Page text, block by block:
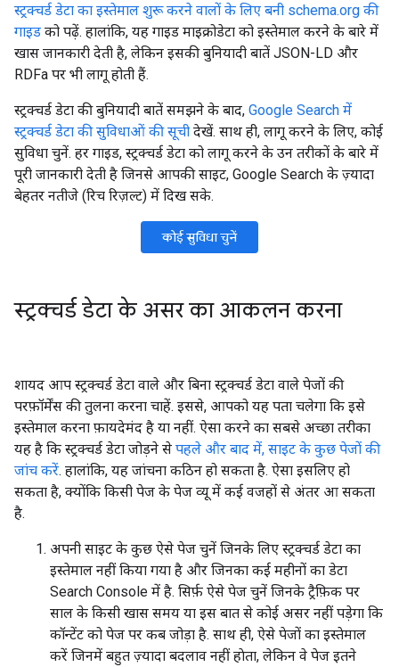
स्ट्रक्चर्ड डेटा का इस्तेमाल शुरू करने वालों के लिए बनी schema.org की
गाइड को पढ़ें. हालांकि, यह गाइड माइक्रोडेटा को इस्तेमाल करने के बारे में
खास जानकारी देती है, लेकिन इसकी बुनियादी बातें JSON-LD और
RDFa पर भी लागू होती हैं.
स्ट्रक्चर्ड डेटा की बुनियादी बातें समझने के बाद, Google Search में
स्ट्रक्चर्ड डेटा की सुविधाओं की सूची देखें. साथ ही, लागू करने के लिए, कोई
सुविधा चुनें. हर गाइड, स्ट्रक्चर्ड डेटा को लागू करने के उन तरीकों के बारे में
पूरी जानकारी देती है जिनसे आपकी साइट, Google Search के ज़्यादा
बेहतर नतीजे (रिच रिज़ल्ट) में दिख सके.
कोई सुविधा चुनें
स्ट्रक्चर्ड डेटा के असर का आकलन करना
शायद आप स्ट्रक्चर्ड डेटा वाले और बिना स्ट्रक्चर्ड डेटा वाले पेजों की
परफ़ॉर्मेंस की तुलना करना चाहें. इससे, आपको यह पता चलेगा कि इसे
इस्तेमाल करना फ़ायदेमंद है या नहीं. ऐसा करने का सबसे अच्छा तरीका
यह है कि स्ट्रक्चर्ड डेटा जोड़ने से पहले और बाद में, साइट के कुछ पेजाें की
जांच करें. हालांकि, यह जांचना कठिन हो सकता है. ऐसा इसलिए हो
सकता है, क्योंकि किसी पेज के पेज व्यू में कई वजहाें से अंतर आ सकता
है.
अपनी साइट के कुछ ऐसे पेज चुनें जिनके लिए स्ट्रक्चर्ड डेटा का
इस्तेमाल नहीं किया गया है और जिनका कई महीनों का डेटा
Search Console में है. सिर्फ़ ऐसे पेज चुनें जिनके ट्रैफ़िक पर
साल के किसी खास समय या इस बात से कोई असर नहीं पड़ेगा कि
कॉन्टेंट को पेज पर कब जोड़ा है. साथ ही, ऐसे पेजाें का इस्तेमाल
करें जिनमें बहुत ज़्यादा बदलाव नहीं हाेता, लेकिन वे पेज इतने